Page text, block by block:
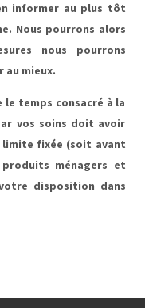
informer au plus tôt
Nous pourrons alors
nous pourrons
mieux.
le temps consacré à la
vos soins doit avoir
limite fixée (soit avant
ménagers et
disposition dans